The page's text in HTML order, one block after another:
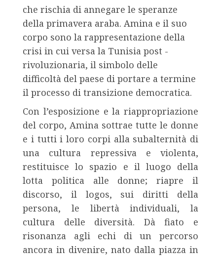
che rischia di annegare le speranze
della primavera araba. Amina e il suo
corpo sono la rappresentazione della
crisi in cui versa la Tunisia post -
rivoluzionaria, il simbolo delle
difficoltà del paese di portare a termine
il processo di transizione democratica.
Con l’esposizione e la riappropriazione
del corpo, Amina sottrae tutte le donne
e i tutti i loro corpi alla subalternità di
una cultura repressiva e violenta,
restituisce lo spazio e il luogo della
lotta politica alle donne; riapre il
discorso, il logos, sui diritti della
persona, le libertà individuali, la
cultura delle diversità. Dà fiato e
risonanza agli echi di un percorso
ancora in divenire, nato dalla piazza in